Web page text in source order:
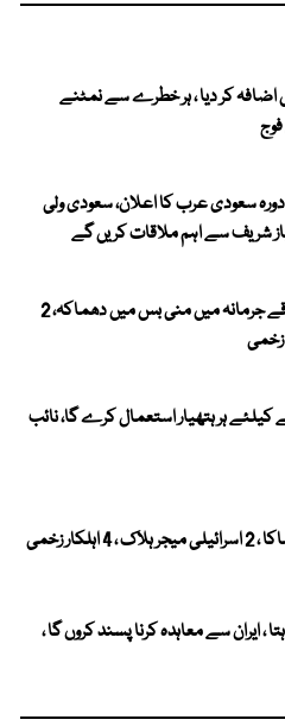
کر دیا ، ہر خطرے سے نمٹنے
فوج
سعودی عرب کا اعلان، سعودی ولی
شریف سے اہم ملاقات کریں گے
دمشق کے نواحی علاقے جرمانہ میں منی بس میں دھماکہ، 2
زخمی
کیلئے ہر ہتھیار استعمال کرے گا، نائب
زخمی
، ایران سے معاہدہ کرنا پسند کروں گا ،